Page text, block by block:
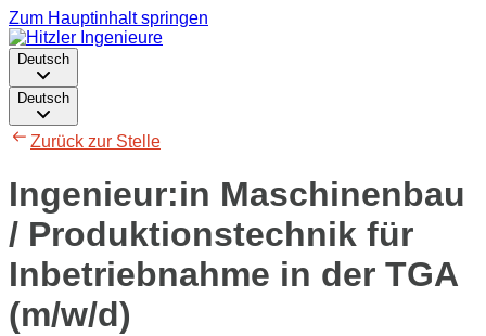
Zum Hauptinhalt springen
Deutsch
Deutsch
Zurück zur Stelle
Ingenieur:in Maschinenbau
/ Produktionstechnik für
Inbetriebnahme in der TGA
(m/w/d)